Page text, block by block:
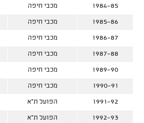
1984-85 מכבי חיפה
1985-86 מכבי חיפה
1986-87 מכבי חיפה
1987-88 מכבי חיפה
1989-90 מכבי חיפה
1990-91 מכבי חיפה
1991-92 הפועל ת"א
1992-93 הפועל ת"א